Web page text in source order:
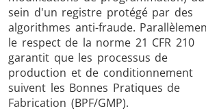
sein d'un registre protégé par des
algorithmes anti-fraude.
le respect de la norme 21 CFR 210
garantit que les processus de
production et de conditionnement
suivent les Bonnes Pratiques de
Fabrication (BPF/GMP).